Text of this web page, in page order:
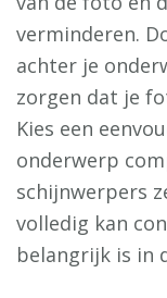
verminderen.
achter je
zorgen dat je
Kies een
onderwerp
schijnwerpers
volledig kan
belangrijk is in